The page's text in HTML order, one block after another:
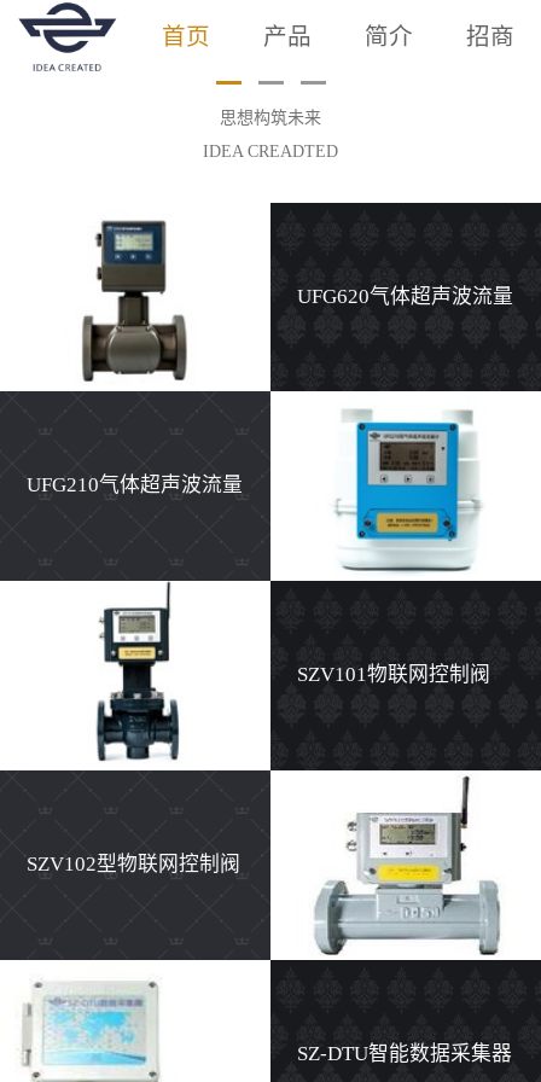
首页 产品 简介 招商
思想构筑未来
IDEA CREADTED
UFG620气体超声波流量
UFG210气体超声波流量
SZV101物联网控制阀
SZV102型物联网控制阀
SZ-DTU智能数据采集器